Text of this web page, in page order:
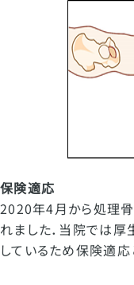
保険適応
2020年4月から処理
れました．当院では
しているため保険適応